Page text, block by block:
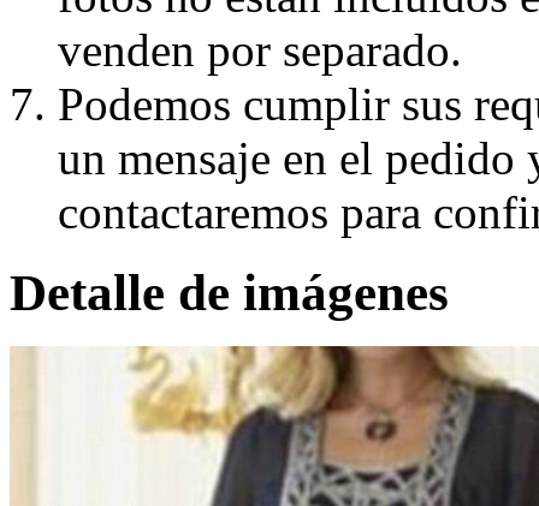
venden por separado.
Podemos cumplir sus
un mensaje en el pedido
contactaremos para
Detalle de imágenes